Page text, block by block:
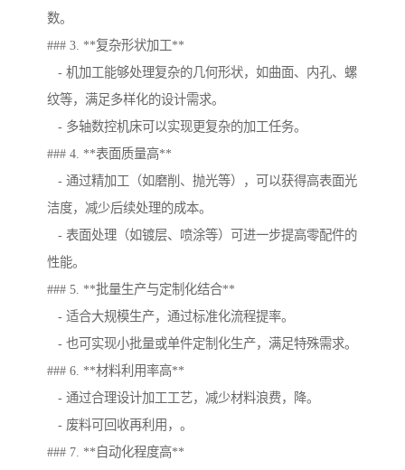
数。
### 3. **复杂形状加工**
- 机加工能够处理复杂的几何形状，如曲面、内孔、螺
纹等，满足多样化的设计需求。
- 多轴数控机床可以实现更复杂的加工任务。
### 4. **表面质量高**
- 通过精加工（如磨削、抛光等），可以获得高表面光
洁度，减少后续处理的成本。
- 表面处理（如镀层、喷涂等）可进一步提高零配件的
性能。
### 5. **批量生产与定制化结合**
- 适合大规模生产，通过标准化流程提率。
- 也可实现小批量或单件定制化生产，满足特殊需求。
### 6. **材料利用率高**
- 通过合理设计加工工艺，减少材料浪费，降。
- 废料可回收再利用，。
### 7. **自动化程度高**